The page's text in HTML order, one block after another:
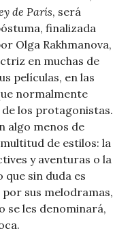
de París, será
finalizada
Olga Rakhmanova,
en muchas de
películas, en las
normalmente
los protagonistas.
algo menos de
de estilos: la
y aventuras o la
sin duda es
sus melodramas,
se les denominará,